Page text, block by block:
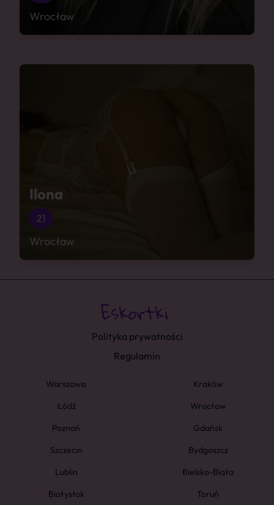
Wrocław
Ilona
21
Wrocław
Polityka prywatności
Regulamin
Warszawa
Kraków
Łódź
Wrocław
Poznań
Gdańsk
Szczecin
Bydgoszcz
Lublin
Bielsko-Biała
Białystok
Toruń